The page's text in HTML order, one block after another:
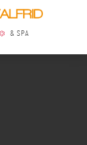
& SPA